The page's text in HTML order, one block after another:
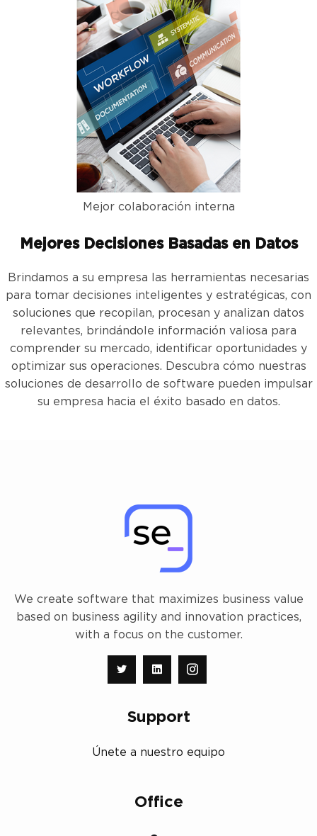
Mejor colaboración interna
Mejores Decisiones Basadas en Datos
Brindamos a su empresa las herramientas necesarias
para tomar decisiones inteligentes y estratégicas, con
soluciones que recopilan, procesan y analizan datos
relevantes, brindándole información valiosa para
comprender su mercado, identificar oportunidades y
optimizar sus operaciones. Descubra cómo nuestras
soluciones de desarrollo de software pueden impulsar
su empresa hacia el éxito basado en datos.
We create software that maximizes business value
based on business agility and innovation practices,
with a focus on the customer.
Support
Únete a nuestro equipo
Office